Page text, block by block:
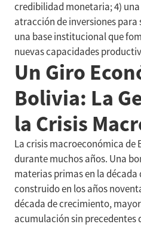
credibilidad monetaria; 4)
atracción de inversiones para
una base institucional que
nuevas capacidades
Un Giro
Bolivia: La
la Crisis
La crisis macroeconómica de
durante muchos años. Una
materias primas en la década
construido en los años
década de crecimiento,
acumulación sin precedentes